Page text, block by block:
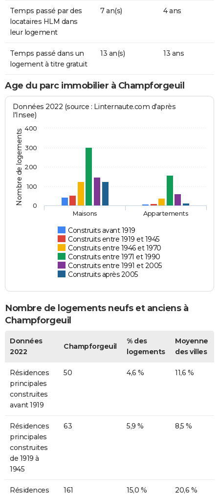
Temps passé par des
locataires HLM dans
leur logement
7 an(s) 4 ans
Temps passé dans un
logement à titre gratuit
13 an(s) 13 ans
Age du parc immobilier à Champforgeuil
Nombre de logements
Données 2022 (source : Linternaute.com d'après
l'Insee)
Construits avant 1919
Construits entre 1919 et 1945
Construits entre 1946 et 1970
Construits entre 1971 et 1990
Construits entre 1991 et 2005
Construits après 2005
Maisons Appartements
0
100
200
300
400
Nombre de logements neufs et anciens à
Champforgeuil
Données
2022
Champforgeuil
% des
logements
Moyenne
des villes
Résidences
principales
construites
avant 1919
50 4,6 % 11,6 %
Résidences
principales
construites
de 1919 à
1945
63 5,9 % 8,5 %
Résidences
161 15,0 % 20,6 %